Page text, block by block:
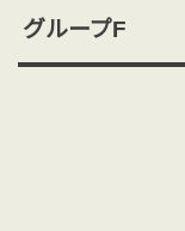
グループF